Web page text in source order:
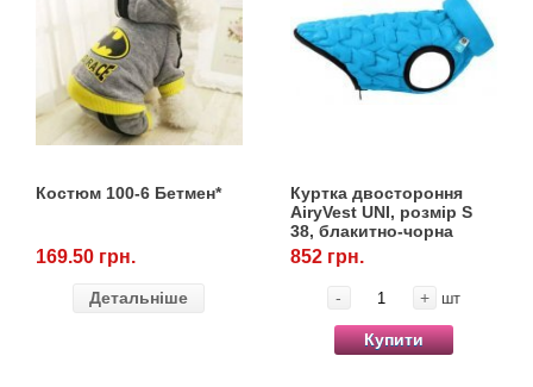
Костюм 100-6 Бетмен*
169.50 грн.
Детальніше
Куртка двостороння
AiryVest UNI, розмір S
38, блакитно-чорна
852 грн.
- + шт
Купити